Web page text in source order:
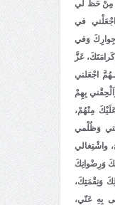
مِنْ حَظٍّ لي
في
وَفي
عَزَّ
اجْعَلني
بِهِمْ
مِنْهُمْ،
وَظُلْمي
واشْتِغالي
وَرِضْوانِكَ
وَنِقْمَتِكَ،
بِهِ عَنّي،